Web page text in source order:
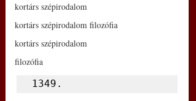
kortárs szépirodalom
kortárs szépirodalom filozófia
kortárs szépirodalom
filozófia
1349.